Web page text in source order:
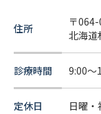
住所
〒
北海
診療時間 9:00～
定休日 日曜・